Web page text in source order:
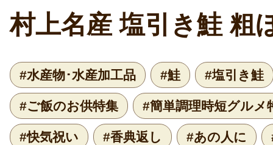
村上名産 塩引き鮭 粗
#水産物･水産加工品 #鮭 #塩引き鮭
#ご飯のお供特集 #簡単調理時短グルメ
#快気祝い #香典返し #あの人に